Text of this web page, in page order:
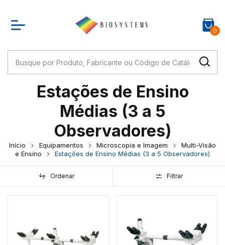
0
Estações de Ensino
Médias (3 a 5
Observadores)
Início Equipamentos Microscopia e Imagem
Multi-Visão
e Ensino
Estações de Ensino Médias (3 a 5 Observadores)
Ordenar Filtrar